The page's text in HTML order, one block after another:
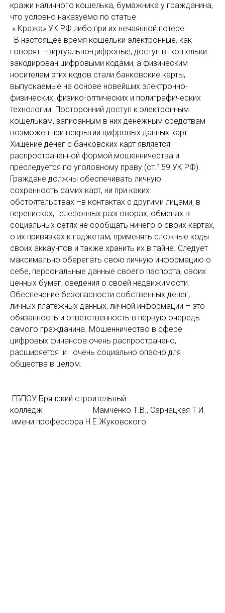
кражи наличного кошелька, бумажника у гражданина,
что условно наказуемо по статье
« Кража» УК РФ либо при их нечаянной потере.
В настоящее время кошельки электронные, как
говорят –виртуально-цифровые, доступ в кошельки
закодирован цифровыми кодами, а физическим
носителем этих кодов стали банковские карты,
выпускаемые на основе новейших электронно-
физических, физико-оптических и полиграфических
технологии. Посторонний доступ к электронным
кошелькам, записанным в них денежным средствам
возможен при вскрытии цифровых данных карт.
Хищение денег с банковских карт является
распространенной формой мошенничества и
преследуется по уголовному праву (ст.159 УК РФ).
Граждане должны обеспечивать личную
сохранность самих карт, ни при каких
обстоятельствах –в контактах с другими лицами, в
переписках, телефонных разговорах, обменах в
социальных сетях не сообщать ничего о своих картах,
о их привязках к гаджетам, применять сложные коды
своих аккаунтов и также хранить их в тайне. Следует
максимально оберегать свою личную информацию о
себе, персональные данные своего паспорта, своих
ценных бумаг, сведения о своей недвижимости.
Обеспечение безопасности собственных денег,
личных платежных данных, личной информации – это
обязанность и ответственность в первую очередь
самого гражданина. Мошенничество в сфере
цифровых финансов очень распространено,
расширяется и очень социально опасно для
общества в целом.
ГБПОУ Брянский строительный
колледж Мамченко Т.В., Сарнацкая Т.И.
имени профессора Н.Е.Жуковского